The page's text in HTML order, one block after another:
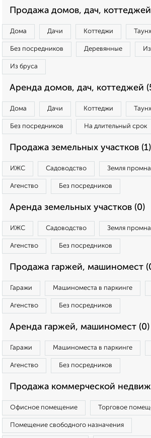
Продажа домов, дач,
Дома Дачи Коттеджи
Без посредников Деревянные
Из бруса
Аренда домов, дач, коттеджей
Дома Дачи Коттеджи
Без посредников На длительный срок
Продажа земельных участков (1)
ИЖС Садоводство Земля
Агенство Без посредников
Аренда земельных участков (0)
ИЖС Садоводство Земля
Агенство Без посредников
Продажа гаржей, машиномест
Гаражи Машиноместа в паркинге
Агенство Без посредников
Аренда гаржей, машиномест (0)
Гаражи Машиноместа в паркинге
Агенство Без посредников
Продажа коммерческой
Офисное помещение Торговое
Помещение свободного назначения